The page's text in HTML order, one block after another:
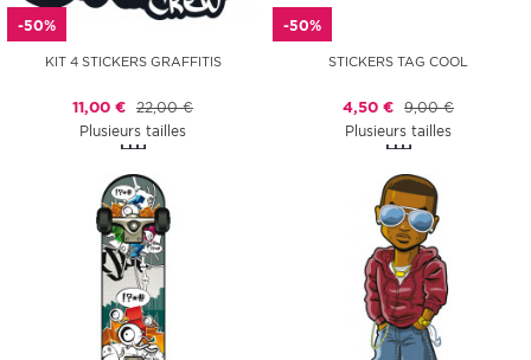
-50%
KIT 4 STICKERS GRAFFITIS
11,00 € 22,00 €
Plusieurs tailles
-50%
STICKERS TAG COOL
4,50 € 9,00 €
Plusieurs tailles